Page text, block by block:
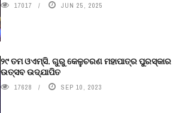
17017 JUN 25, 2025
୨୯ ତମ ଓଏମ୍‌ସି. ଗୁରୁ କେଳୁଚରଣ ମହାପାତ୍ର ପୁରସ୍କାର
ଉତ୍ସବ ଉଦ୍‍ଯାପିତ
17628 SEP 10, 2023